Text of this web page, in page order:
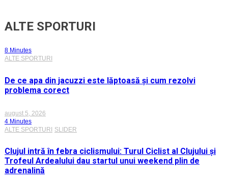
ALTE SPORTURI
8 Minutes
ALTE SPORTURI
De ce apa din jacuzzi este lăptoasă și cum rezolvi
problema corect
august 5, 2026
4 Minutes
ALTE SPORTURI SLIDER
Clujul intră în febra ciclismului: Turul Ciclist al Clujului și
Trofeul Ardealului dau startul unui weekend plin de
adrenalină